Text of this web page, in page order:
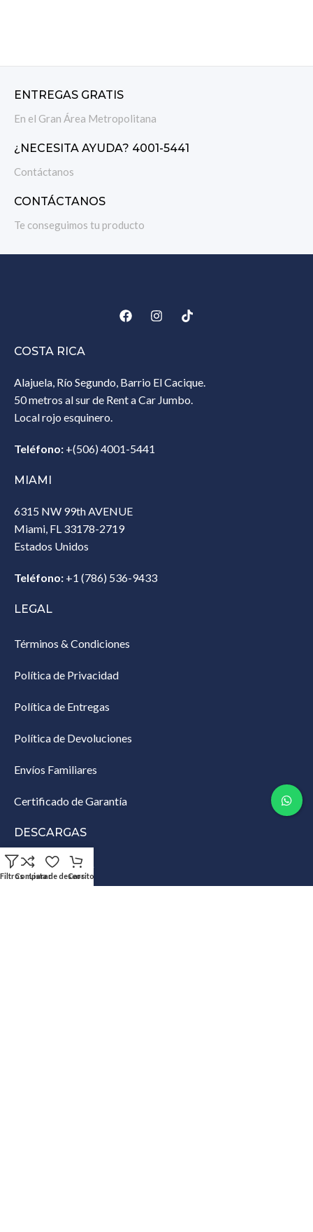
ENTREGAS GRATIS
En el Gran Área Metropolitana
¿NECESITA AYUDA? 4001-5441
Contáctanos
CONTÁCTANOS
Te conseguimos tu producto
COSTA RICA
Alajuela, Río Segundo, Barrio El Cacique.
50 metros al sur de Rent a Car Jumbo.
Local rojo esquinero.
Teléfono: +(506) 4001-5441
MIAMI
6315 NW 99th AVENUE
Miami, FL 33178-2719
Estados Unidos‎
Teléfono: +1 (786) 536-9433‎
LEGAL
Términos & Condiciones
Política de Privacidad
Política de Entregas
Política de Devoluciones
Envíos Familiares
Certificado de Garantía
DESCARGAS
Lista de Empaque
FiltrosComparar
Lista de deseos
Carrito